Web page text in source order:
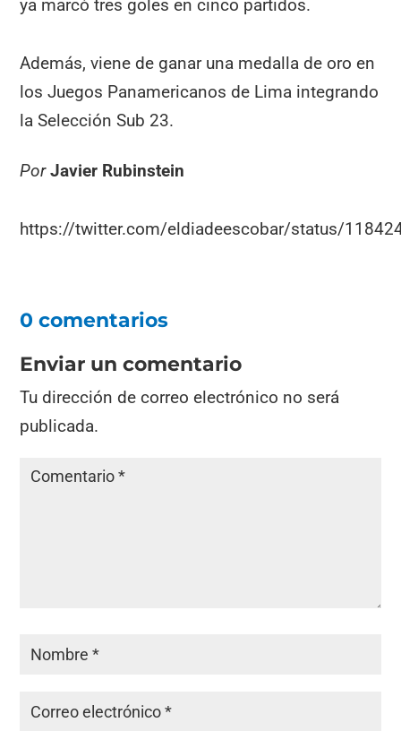
ya marcó tres goles en cinco partidos.
Además, viene de ganar una medalla de oro en
los Juegos Panamericanos de Lima integrando
la Selección Sub 23.
Por Javier Rubinstein
https://twitter.com/eldiadeescobar/status/
0 comentarios
Enviar un comentario
Tu dirección de correo electrónico no será
publicada.